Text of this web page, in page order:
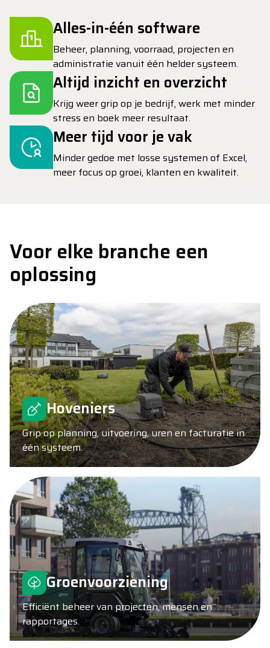
Alles-in-één software
Beheer, planning, voorraad, projecten en
administratie vanuit één helder systeem.
Altijd inzicht en overzicht
Krijg weer grip op je bedrijf, werk met minder
stress en boek meer resultaat.
Meer tijd voor je vak
Minder gedoe met losse systemen of Excel,
meer focus op groei, klanten en kwaliteit.
Voor elke branche een
oplossing
Hoveniers
Grip op planning, uitvoering, uren en facturatie in
één systeem.
Groenvoorziening
Efficiënt beheer van projecten, mensen en
rapportages.